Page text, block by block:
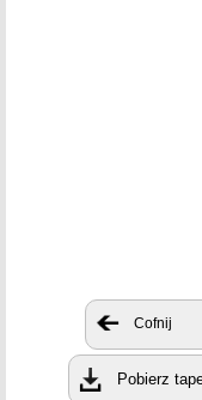
Cofnij
Pobierz